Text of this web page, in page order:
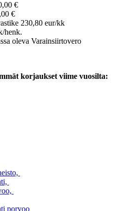
€
€
230,80 eur/kk
henk.
oleva Varainsiirtovero
korjaukset viime vuosilta:
porvoo